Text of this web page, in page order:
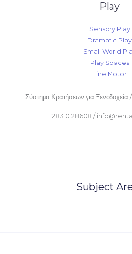
Play
Sensory Play
Dramatic Play
Small World
Play Spaces
Fine Motor
Σύστημα Κρατήσεων για Ξενοδοχεία /
28310 28608 /
Subject